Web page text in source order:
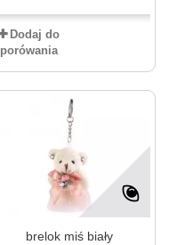
Dodaj do
porówania
brelok miś biały